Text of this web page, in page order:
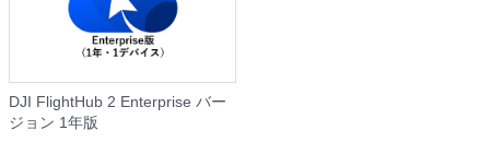
DJI FlightHub 2 Enterprise バー
ジョン 1年版